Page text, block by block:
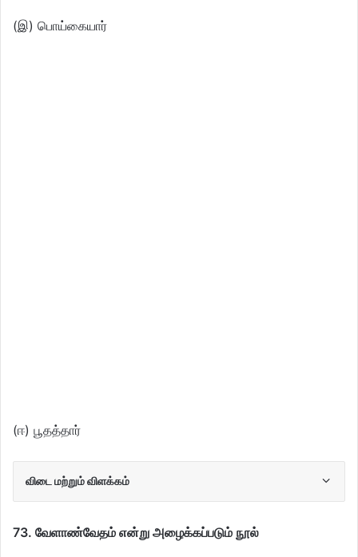
(இ) பொய்கையார்
(ஈ) பூதத்தார்
விடை மற்றும் விளக்கம்
73. வேளாண்வேதம் என்று அழைக்கப்படும் நூல்